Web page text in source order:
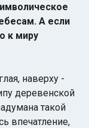
А если
к миру
наверху -
деревенской
такой
впечатление,